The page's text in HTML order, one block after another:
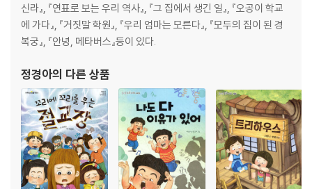
신라』, 『연표로 보는 우리 역사』, 『그 집에서 생긴 일』, 『오공이 학교
에 가다』, 『거짓말 학원』, 『우리 엄마는 모른다』, 『모두의 집이 된 경
복궁』, 『안녕, 메타버스』등이 있다.
정경아의 다른 상품